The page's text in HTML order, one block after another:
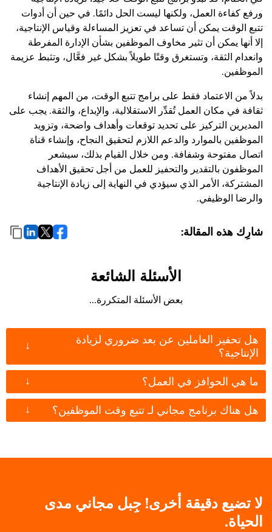
ورفع كفاءة العمل، ولكنها ليست الحل دائمًا. في حين أن أدوات
تتبع الوقت يمكن أن تساعد في تعزيز المساءلة وقياس الإنتاجية،
إلا أنها يمكن أن تثير مخاوف الموظفين بشأن الإدارة المفرطة
وانعدام الثقة، وتستغرق وقتًا طويلاً بشكل غير فعَّال، وتثبط عزيمة
الموظفين.
بدلاً من الاعتماد فقط على برامج تتبع الوقت، من المهم إنشاء
ثقافة في مكان العمل تُقدِّر الاستقلالية، والإبداع، والثقة. يجب على
المديرين التركيز على تحديد توقعات وأهداف واضحة، وتزويد
الموظفين بالموارد والدعم اللازم لتحقيق النجاح، وإنشاء قناة
اتصال مفتوحة وشفافة. ومن خلال القيام بذلك، سيشعر
الموظفون بالتقدير والتحفيز للعمل من أجل تحقيق الأهداف
المشتركة، الأمر الذي سيؤدي في النهاية إلى زيادة الإنتاجية
والرضا الوظيفي.
شارِك هذه المقالة:
الأسئلة الشائعة
بعض الأسئلة المتكررة...
هل تحفيز العاملين عن بعد ضروري لزيادة
الإنتاجية؟
↓
ما هي الحوافز في العمل؟ ↓
هل هناك برنامج مجاني لـ تتبع وقت الموظفين؟ ↓
لا تضيع دقيقة أخرى! جِبل مجاني مدى
الحياة.